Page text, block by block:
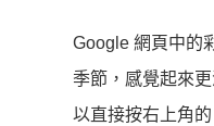
Google 網頁中的
季節，感覺起來
以直接按右上角